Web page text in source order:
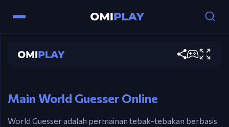
World Guesser
Main World Guesser Online
World Guesser adalah permainan tebak-tebakan berbasis